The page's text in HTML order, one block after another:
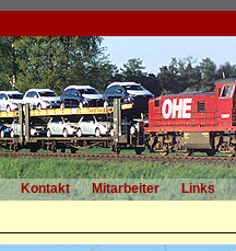
Kontakt Mitarbeiter Links